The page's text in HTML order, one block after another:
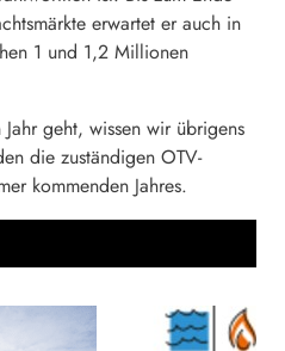
erwartet er auch in
1 und 1,2 Millionen
geht, wissen wir übrigens
die zuständigen OTV-
kommenden Jahres.